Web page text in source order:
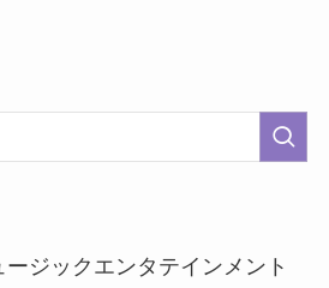
ジックエンタテインメント